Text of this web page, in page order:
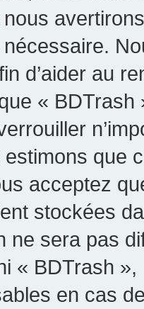
d’aider au
« BDTrash
que
acceptez
stockées
ne sera pas
« BDTrash
en cas